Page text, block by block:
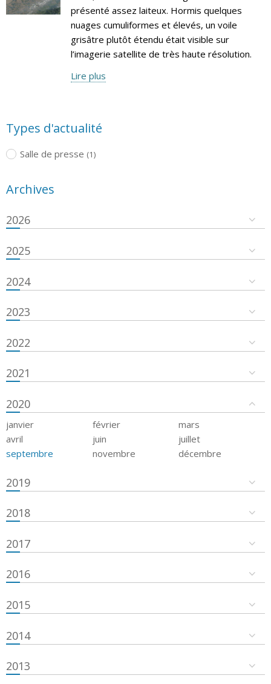
présenté assez laiteux. Hormis quelques
nuages cumuliformes et élevés, un voile
grisâtre plutôt étendu était visible sur
l’imagerie satellite de très haute résolution.
Lire plus
Types d'actualité
Salle de presse (1)
Archives
2026
2025
2024
2023
2022
2021
2020
janvier février
mars
avril
juin
juillet
septembre
novembre décembre
2019
2018
2017
2016
2015
2014
2013